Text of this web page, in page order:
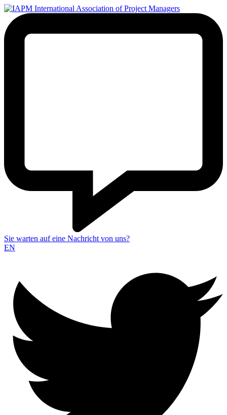
Sie warten auf eine Nachricht von uns?
EN